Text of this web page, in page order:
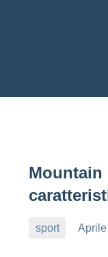
Mountain
sport
editor